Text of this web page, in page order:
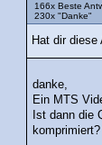
166x Beste
230x "Danke"
Hat dir diese
danke,
Ein MTS
Ist dann die
komprimiert?